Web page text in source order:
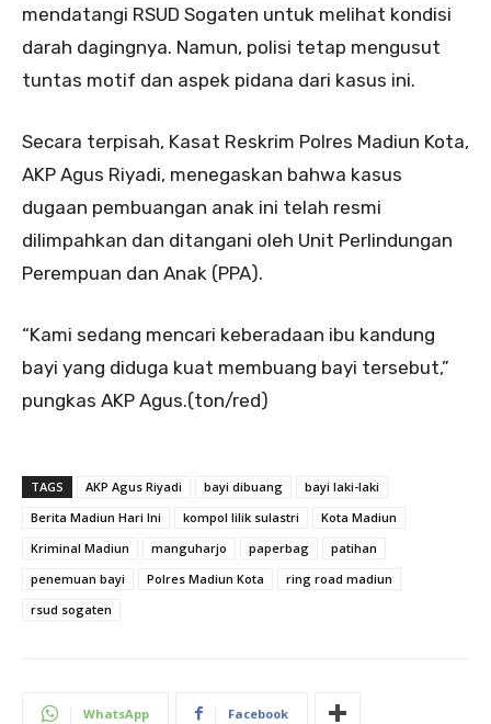
mendatangi RSUD Sogaten untuk melihat kondisi
darah dagingnya. Namun, polisi tetap mengusut
tuntas motif dan aspek pidana dari kasus ini.
Secara terpisah, Kasat Reskrim Polres Madiun Kota,
AKP Agus Riyadi, menegaskan bahwa kasus
dugaan pembuangan anak ini telah resmi
dilimpahkan dan ditangani oleh Unit Perlindungan
Perempuan dan Anak (PPA).
“Kami sedang mencari keberadaan ibu kandung
bayi yang diduga kuat membuang bayi tersebut,”
pungkas AKP Agus.(ton/red)
TAGS AKP Agus Riyadi bayi dibuang
bayi laki-laki
Berita Madiun Hari Ini
kompol lilik sulastri
Kota Madiun
Kriminal Madiun
manguharjo paperbag
patihan
penemuan bayi
Polres Madiun Kota
ring road madiun
rsud sogaten
WhatsApp Facebook